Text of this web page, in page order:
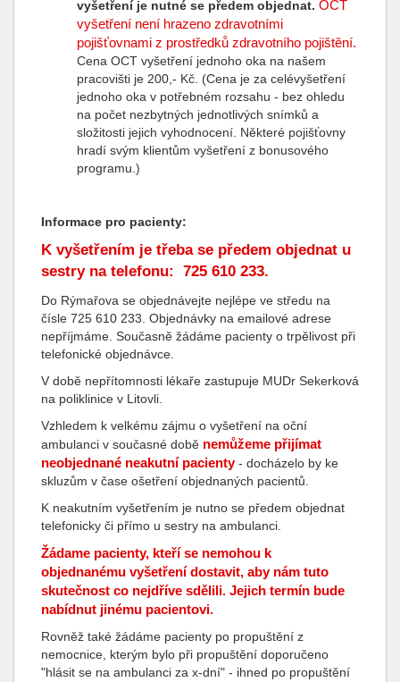
vyšetření je nutné se předem objednat. OCT
vyšetření není hrazeno zdravotními
pojišťovnami z prostředků zdravotního pojištění.
Cena OCT vyšetření jednoho oka na našem
pracovišti je 200,- Kč. (Cena je za celévyšetření
jednoho oka v potřebném rozsahu - bez ohledu
na počet nezbytných jednotlivých snímků a
složitosti jejich vyhodnocení. Některé pojišťovny
hradí svým klientům vyšetření z bonusového
programu.)
Informace pro pacienty:
K vyšetřením je třeba se předem objednat u
sestry na telefonu: 725 610 233.
Do Rýmařova se objednávejte nejlépe ve středu na
čísle 725 610 233. Objednávky na emailové adrese
nepříjmáme. Současně žádáme pacienty o trpělivost při
telefonické objednávce.
V době nepřítomnosti lékaře zastupuje MUDr Sekerková
na poliklinice v Litovli.
Vzhledem k velkému zájmu o vyšetření na oční
ambulanci v současné době nemůžeme přijímat
neobjednané neakutní pacienty - docházelo by ke
skluzům v čase ošetření objednaných pacientů.
K neakutním vyšetřením je nutno se předem objednat
telefonicky či přímo u sestry na ambulanci.
Žádame pacienty, kteří se nemohou k
objednanému vyšetření dostavit, aby nám tuto
skutečnost co nejdříve sdělili. Jejich termín bude
nabídnut jinému pacientovi.
Rovněž také žádáme pacienty po propuštění z
nemocnice, kterým bylo při propuštění doporučeno
"hlásit se na ambulanci za x-dní" - ihned po propuštění